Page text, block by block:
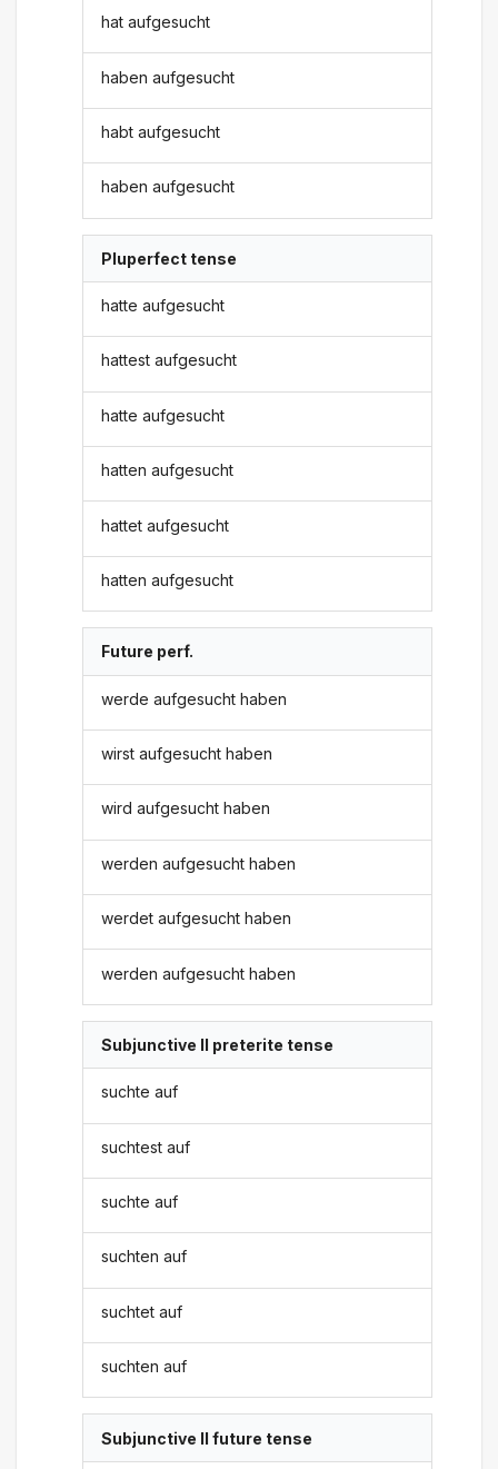
hat aufgesucht
haben aufgesucht
habt aufgesucht
haben aufgesucht
Pluperfect tense
hatte aufgesucht
hattest aufgesucht
hatte aufgesucht
hatten aufgesucht
hattet aufgesucht
hatten aufgesucht
Future perf.
werde aufgesucht haben
wirst aufgesucht haben
wird aufgesucht haben
werden aufgesucht haben
werdet aufgesucht haben
werden aufgesucht haben
Subjunctive II preterite tense
suchte auf
suchtest auf
suchte auf
suchten auf
suchtet auf
suchten auf
Subjunctive II future tense